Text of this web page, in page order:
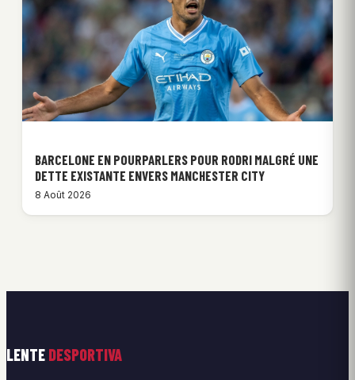
BARCELONE EN POURPARLERS POUR RODRI MALGRÉ UNE
DETTE EXISTANTE ENVERS MANCHESTER CITY
8 Août 2026
LENTE DESPORTIVA